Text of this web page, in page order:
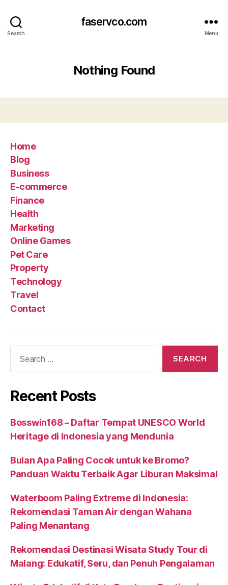
Search
faservco.com
Menu
Nothing Found
Home
Blog
Business
E-commerce
Finance
Health
Marketing
Online Games
Pet Care
Property
Technology
Travel
Contact
Recent Posts
Bosswin168 – Daftar Tempat UNESCO World
Heritage di Indonesia yang Mendunia
Bulan Apa Paling Cocok untuk ke Bromo?
Panduan Waktu Terbaik Agar Liburan Maksimal
Waterboom Paling Extreme di Indonesia:
Rekomendasi Taman Air dengan Wahana
Paling Menantang
Rekomendasi Destinasi Wisata Study Tour di
Malang: Edukatif, Seru, dan Penuh Pengalaman